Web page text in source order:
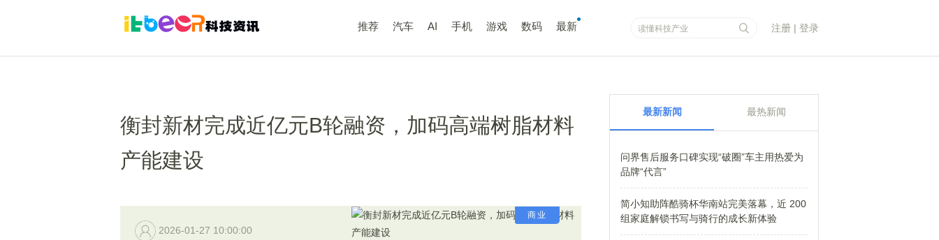
推荐 汽车 AI 手机 游戏 数码 最新 注册 | 登录
衡封新材完成近亿元B轮融资，加码高端树脂材料
产能建设
商业
2026-01-27 10:00:00
最新新闻 最热新闻
问界售后服务口碑实现“破圈”车主用热爱为
品牌“代言”
简小知助阵酷骑杯华南站完美落幕，近 200
组家庭解锁书写与骑行的成长新体验